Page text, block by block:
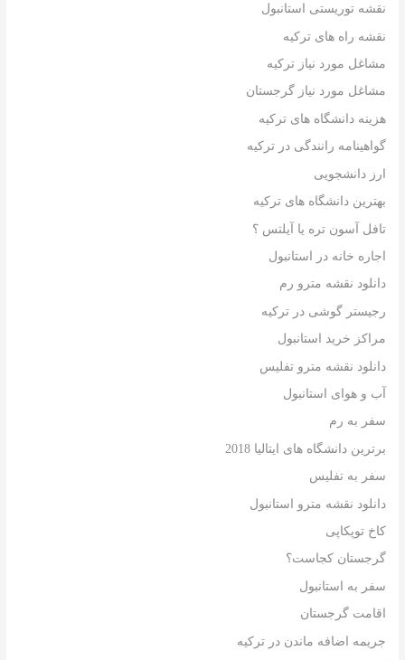
نقشه توریستی استانبول
نقشه راه های ترکیه
مشاغل مورد نیاز ترکیه
مشاغل مورد نیاز گرجستان
هزینه دانشگاه های ترکیه
گواهینامه رانندگی در ترکیه
ارز دانشجویی
بهترین دانشگاه های ترکیه
تافل آسون تره یا آیلتس ؟
اجاره خانه در استانبول
دانلود نقشه مترو رم
رجیستر گوشی در ترکیه
مراکز خرید استانبول
دانلود نقشه مترو تفلیس
آب و هوای استانبول
سفر به رم
برترین دانشگاه های ایتالیا 2018
سفر به تفلیس
دانلود نقشه مترو استانبول
کاخ توپکاپی
گرجستان کجاست؟
سفر به استانبول
اقامت گرجستان
جریمه اضافه ماندن در ترکیه